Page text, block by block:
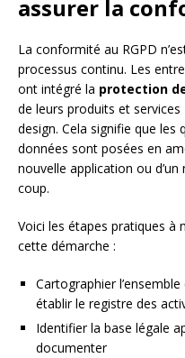
assurer la
La conformité au RGPD
processus continu. Les
ont intégré la protection
de leurs produits et
design. Cela signifie que
données sont posées en
nouvelle application ou
coup.
Voici les étapes pratiques
cette démarche :
Cartographier
établir le registre des
Identifier la base légale
documenter